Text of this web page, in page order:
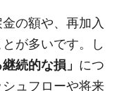
の額や、再加入
が多いです。し
続的な損」 につ
ュフローや将来